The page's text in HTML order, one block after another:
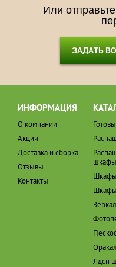
Или
ЗАДАТЬ
ИНФОРМАЦИЯ
О компании
Акции
Доставка и сборка
Отзывы
Контакты
шкафы
Лдсп